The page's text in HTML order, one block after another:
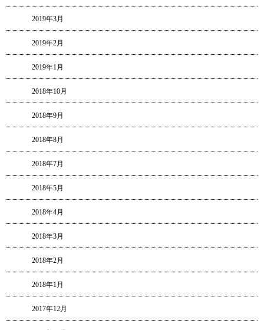
2019年3月
2019年2月
2019年1月
2018年10月
2018年9月
2018年8月
2018年7月
2018年5月
2018年4月
2018年3月
2018年2月
2018年1月
2017年12月